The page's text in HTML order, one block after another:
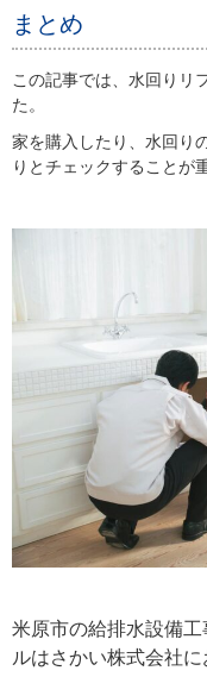
まとめ
この記事では、水回りリ
た。
家を購入したり、水回り
りとチェックすることが
米原市の給排水設備
ルはさかい株式会社に